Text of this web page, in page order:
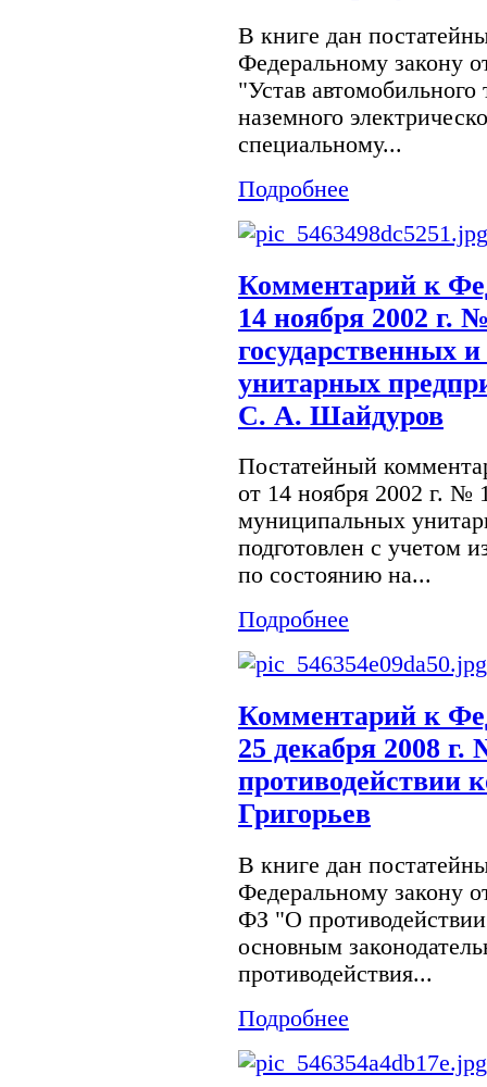
В книге дан
Федеральному закону
"Устав автомобильного
наземного
специальному...
Подробнее
Комментарий к
14 ноября 2002 г.
государственных
унитарных
С. А. Шайдуров
Постатейный
от 14 ноября 2002 г. №
муниципальных
подготовлен с учетом
по состоянию на...
Подробнее
Комментарий к
25 декабря 2008
противодействии
Григорьев
В книге дан
Федеральному закону
ФЗ "О
основным
противодействия...
Подробнее